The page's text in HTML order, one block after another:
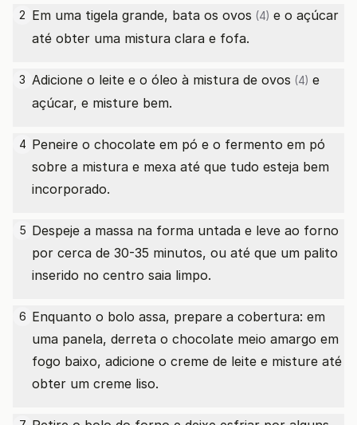
2 Em uma tigela grande, bata os ovos (4) e o açúcar
até obter uma mistura clara e fofa.
3 Adicione o leite e o óleo à mistura de ovos (4) e
açúcar, e misture bem.
4 Peneire o chocolate em pó e o fermento em pó
sobre a mistura e mexa até que tudo esteja bem
incorporado.
5 Despeje a massa na forma untada e leve ao forno
por cerca de 30-35 minutos, ou até que um palito
inserido no centro saia limpo.
6 Enquanto o bolo assa, prepare a cobertura: em
uma panela, derreta o chocolate meio amargo em
fogo baixo, adicione o creme de leite e misture até
obter um creme liso.